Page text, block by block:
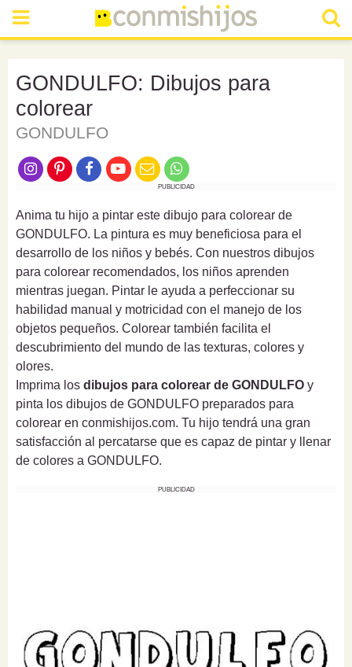
GONDULFO: Dibujos para
colorear
GONDULFO
PUBLICIDAD
Anima tu hijo a pintar este dibujo para colorear de
GONDULFO. La pintura es muy beneficiosa para el
desarrollo de los niños y bebés. Con nuestros dibujos
para colorear recomendados, los niños aprenden
mientras juegan. Pintar le ayuda a perfeccionar su
habilidad manual y motricidad con el manejo de los
objetos pequeños. Colorear también facilita el
descubrimiento del mundo de las texturas, colores y
olores.
Imprima los dibujos para colorear de GONDULFO y
pinta los dibujos de GONDULFO preparados para
colorear en conmishijos.com. Tu hijo tendrá una gran
satisfacción al percatarse que es capaz de pintar y llenar
de colores a GONDULFO.
PUBLICIDAD